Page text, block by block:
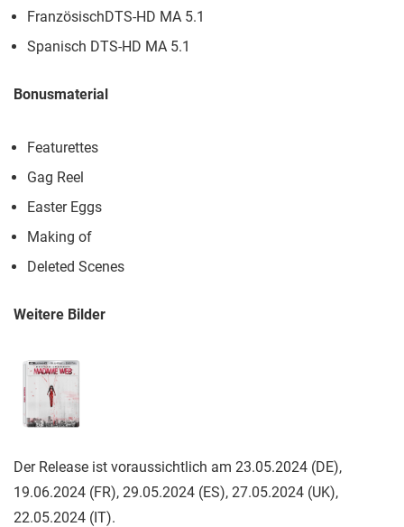
FranzösischDTS-HD MA 5.1
Spanisch DTS-HD MA 5.1
Bonusmaterial
Featurettes
Gag Reel
Easter Eggs
Making of
Deleted Scenes
Weitere Bilder
Der Release ist voraussichtlich am 23.05.2024 (DE),
19.06.2024 (FR), 29.05.2024 (ES), 27.05.2024 (UK),
22.05.2024 (IT).